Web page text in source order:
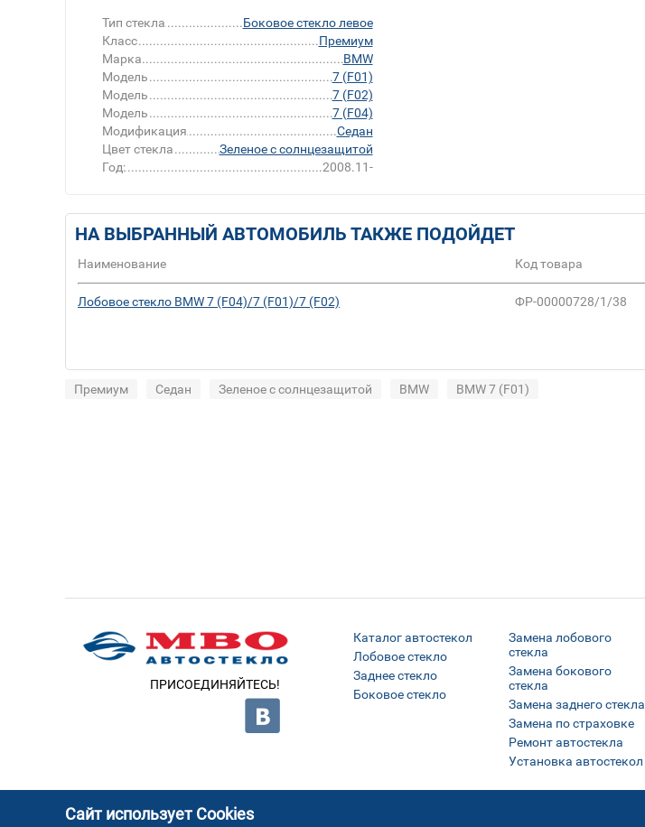
Тип стекла
Боковое стекло левое
Класс
Премиум
Марка
BMW
Модель
7 (F01)
Модель
7 (F02)
Модель
7 (F04)
Модификация
Седан
Цвет стекла
Зеленое с солнцезащитой
Год:
2008.11-
НА ВЫБРАННЫЙ АВТОМОБИЛЬ ТАКЖЕ ПОДОЙДЕТ
Наименование Код товара
Лобовое стекло BMW 7 (F04)/7 (F01)/7 (F02) ФР-00000728/1/38
Премиум Седан Зеленое с солнцезащитой BMW BMW 7 (F01)
ПРИСОЕДИНЯЙТЕСЬ!
Каталог автостекол
Лобовое стекло
Заднее стекло
Боковое стекло
Замена лобового
стекла
Замена бокового
стекла
Замена заднего стекла
Замена по страховке
Ремонт автостекла
Установка автостекол
Сайт использует Cookies